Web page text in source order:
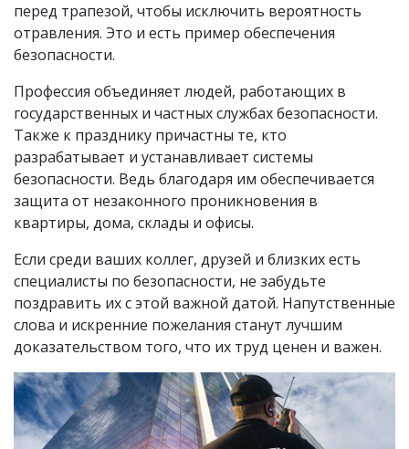
перед трапезой, чтобы исключить вероятность
отравления. Это и есть пример обеспечения
безопасности.
Профессия объединяет людей, работающих в
государственных и частных службах безопасности.
Также к празднику причастны те, кто
разрабатывает и устанавливает системы
безопасности. Ведь благодаря им обеспечивается
защита от незаконного проникновения в
квартиры, дома, склады и офисы.
Если среди ваших коллег, друзей и близких есть
специалисты по безопасности, не забудьте
поздравить их с этой важной датой. Напутственные
слова и искренние пожелания станут лучшим
доказательством того, что их труд ценен и важен.